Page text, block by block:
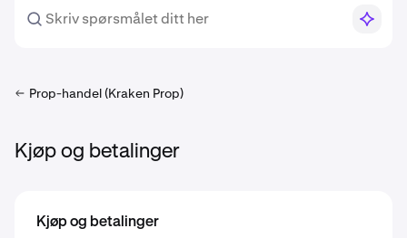
Prop-handel (Kraken Prop)
Kjøp og betalinger
Kjøp og betalinger